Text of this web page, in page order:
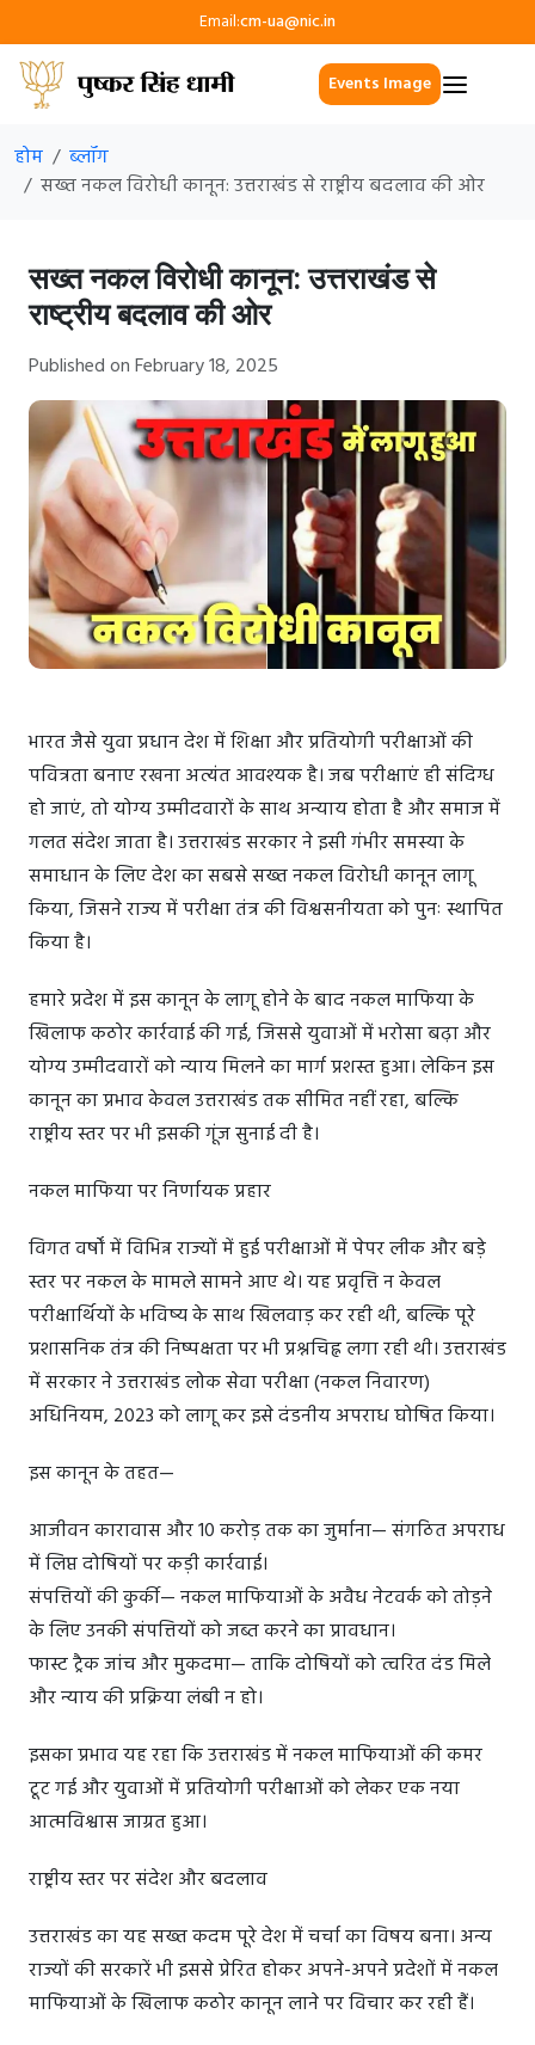
Email:cm-ua@nic.in
Events Image
होम
ब्लॉग
सख्त नकल विरोधी कानून: उत्तराखंड से राष्ट्रीय बदलाव की ओर
सख्त नकल विरोधी कानून: उत्तराखंड से
राष्ट्रीय बदलाव की ओर
Published on February 18, 2025
भारत जैसे युवा प्रधान देश में शिक्षा और प्रतियोगी परीक्षाओं की
पवित्रता बनाए रखना अत्यंत आवश्यक है। जब परीक्षाएं ही संदिग्ध
हो जाएं, तो योग्य उम्मीदवारों के साथ अन्याय होता है और समाज में
गलत संदेश जाता है। उत्तराखंड सरकार ने इसी गंभीर समस्या के
समाधान के लिए देश का सबसे सख्त नकल विरोधी कानून लागू
किया, जिसने राज्य में परीक्षा तंत्र की विश्वसनीयता को पुनः स्थापित
किया है।
हमारे प्रदेश में इस कानून के लागू होने के बाद नकल माफिया के
खिलाफ कठोर कार्रवाई की गई, जिससे युवाओं में भरोसा बढ़ा और
योग्य उम्मीदवारों को न्याय मिलने का मार्ग प्रशस्त हुआ। लेकिन इस
कानून का प्रभाव केवल उत्तराखंड तक सीमित नहीं रहा, बल्कि
राष्ट्रीय स्तर पर भी इसकी गूंज सुनाई दी है।
नकल माफिया पर निर्णायक प्रहार
विगत वर्षों में विभिन्न राज्यों में हुई परीक्षाओं में पेपर लीक और बड़े
स्तर पर नकल के मामले सामने आए थे। यह प्रवृत्ति न केवल
परीक्षार्थियों के भविष्य के साथ खिलवाड़ कर रही थी, बल्कि पूरे
प्रशासनिक तंत्र की निष्पक्षता पर भी प्रश्नचिह्न लगा रही थी। उत्तराखंड
में सरकार ने उत्तराखंड लोक सेवा परीक्षा (नकल निवारण)
अधिनियम, 2023 को लागू कर इसे दंडनीय अपराध घोषित किया।
इस कानून के तहत—
आजीवन कारावास और 10 करोड़ तक का जुर्माना— संगठित अपराध
में लिप्त दोषियों पर कड़ी कार्रवाई।
संपत्तियों की कुर्की— नकल माफियाओं के अवैध नेटवर्क को तोड़ने
के लिए उनकी संपत्तियों को जब्त करने का प्रावधान।
फास्ट ट्रैक जांच और मुकदमा— ताकि दोषियों को त्वरित दंड मिले
और न्याय की प्रक्रिया लंबी न हो।
इसका प्रभाव यह रहा कि उत्तराखंड में नकल माफियाओं की कमर
टूट गई और युवाओं में प्रतियोगी परीक्षाओं को लेकर एक नया
आत्मविश्वास जाग्रत हुआ।
राष्ट्रीय स्तर पर संदेश और बदलाव
उत्तराखंड का यह सख्त कदम पूरे देश में चर्चा का विषय बना। अन्य
राज्यों की सरकारें भी इससे प्रेरित होकर अपने-अपने प्रदेशों में नकल
माफियाओं के खिलाफ कठोर कानून लाने पर विचार कर रही हैं।